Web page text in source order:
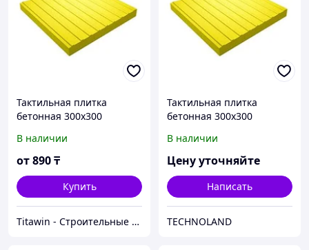
Тактильная плитка
бетонная 300х300
В наличии
от890₸
Купить
Titawin - Строительные материалы и оборудование
Тактильная плитка
бетонная 300х300
В наличии
Цену уточняйте
Написать
TECHNOLAND